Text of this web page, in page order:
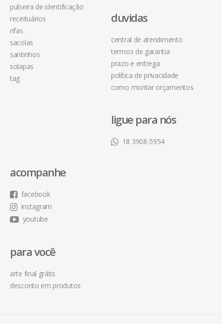
pulseira de identificação
receituários
rifas
sacolas
santinhos
solapas
tag
duvidas
central de atendimento
termos de garantia
prazo e entrega
política de privacidade
como montar orçamentos
ligue para nós
18 3908-5954
acompanhe
facebook
instagram
youtube
para você
arte final grátis
desconto em produtos